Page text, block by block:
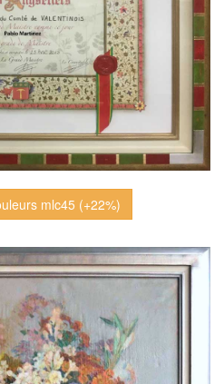
mlc45 (+22%)